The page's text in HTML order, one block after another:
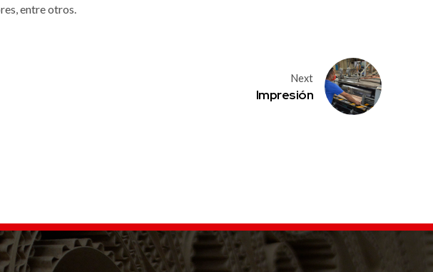
entre otros.
Next
Impresión